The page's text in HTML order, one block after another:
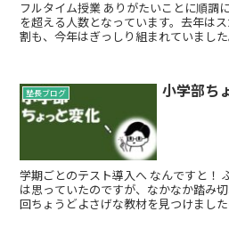
フルタイム授業 ありがたいことに順調に生徒数が増え、現在６０名
を超える人数となっています。去年は
割も、今年はぎっしり組まれていました。 なんとお昼ごはんと
塾長ブログ 小学部ち
学期ごとのテスト導入へ なんですと！ ふっふっふ 前からやりたいと
は思っていたのですが、なかなか踏み
回ちょうどよさげな教材を見つけまし